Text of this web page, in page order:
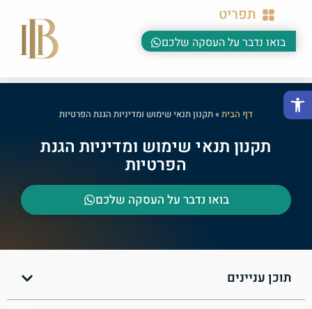
פתח סרגל נגישות
תפריט
בואו נדבר על העסקה שלכם
דף הבית»תקנון תנאי שימוש ומדיניות הגנת הפרטיות
תקנון תנאי שימוש ומדיניות הגנת
הפרטיות
בואו נדבר על העסקה שלכם
תוכן עניינים